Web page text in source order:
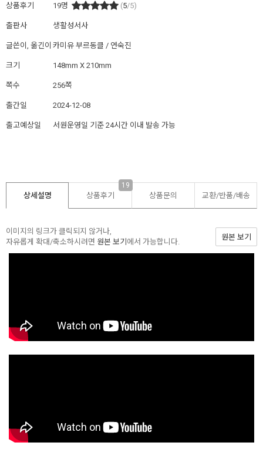
상품후기 19명 (5/5)
출판사 생활성서사
글쓴이, 옮긴이 카미유 부르동클 / 연숙진
크기 148mm X 210mm
쪽수 256쪽
출간일 2024-12-08
출고예상일 서원운영일 기준 24시간 이내 발송 가능
상세설명 상품후기
19
상품문의 교환/반품/배송
이미지의 링크가 클릭되지 않거나,
자유롭게 확대/축소하시려면 원본 보기에서 가능합니다.
원본 보기